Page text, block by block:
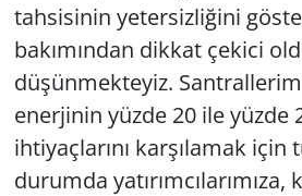
tahsisinin yetersizliğini
bakımından dikkat çekici
düşünmekteyiz.
enerjinin yüzde 20 ile yüzde
ihtiyaçlarını karşılamak için
durumda